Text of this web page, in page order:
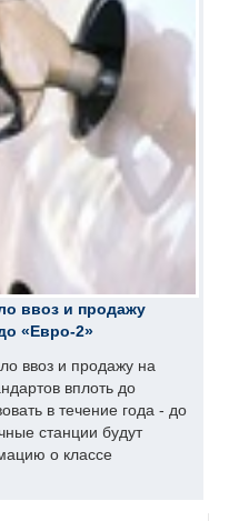
ввоз и продажу
«Евро-2»
ввоз и продажу на
вплоть до
в течение года - до
станции будут
о классе